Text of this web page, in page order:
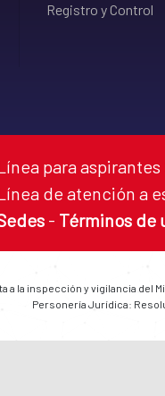
Registro y Control
para aspirantes
de atención a
- Términos de
la inspección y vigilancia del
Personería Jurídica: